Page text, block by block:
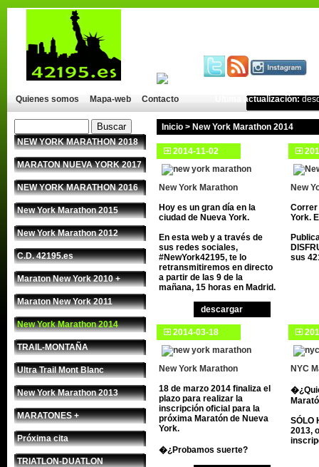
Quienes somos Mapa-web Contacto Última actualización:
NEW YORK MARATHON 2018
MARATON NUEVA YORK 2017
NEW YORK MARATHON 2016
New York Marathon 2015
New York Marathon 2012
C.D. 42195.es
Maraton New York 2010 +
Maraton New York 2011
New York Marathon 2014
TRAIL-MONTAÑA
Ultra Trail Mont Blanc
New York Marathon 2013
MARATONES +
Próxima cita
TRIATLON-DUATLON
Inicio > New York Marathon 2014
2014-11-02
New York Marathon
Hoy es un gran día en la
ciudad de Nueva York.
En esta web y a través de
sus redes sociales,
#NewYork42195, te lo
retransmitiremos en directo
a partir de las 9 de la
mañana, 15 horas en Madrid.
descargar
New
Correr
York.
sus
2014-03-18
New York Marathon
18 de marzo 2014 finaliza el
plazo para realizar la
inscripción oficial para la
próxima Maratón de Nueva
York.
�¿Probamos suerte?
NYC
SÓLO
2013,